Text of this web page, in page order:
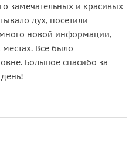
замечательных и красивых
дух, посетили
новой информации,
Все было
Большое спасибо за